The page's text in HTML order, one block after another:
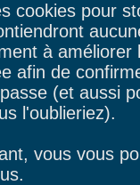
cookies pour
à
afin de
(et aussi
l'oublieriez).
vous vous